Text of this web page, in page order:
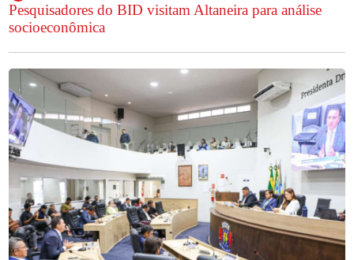
Pesquisadores do BID visitam Altaneira para análise
socioeconômica